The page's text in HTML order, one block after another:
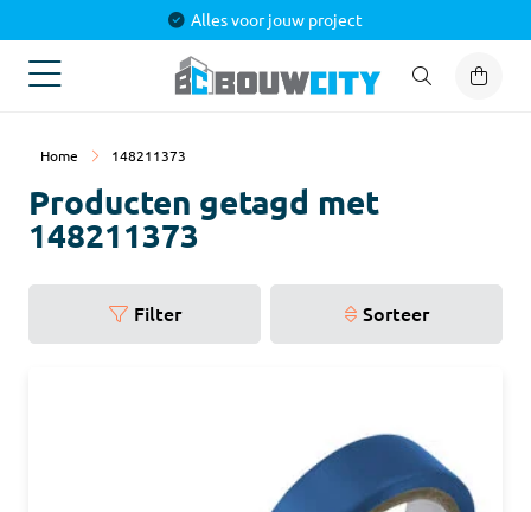
Alles voor jouw project
Home 148211373
Producten getagd met
148211373
Filter Sorteer